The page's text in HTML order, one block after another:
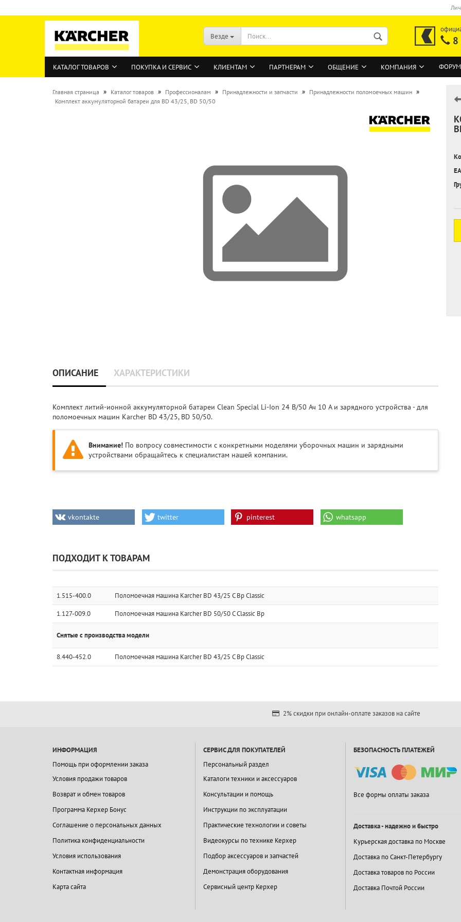
ВОЙТИ
Везде 8
КАТАЛОГ ТОВАРОВ ПОКУПКА И СЕРВИС КЛИЕНТАМ ПАРТНЕРАМ ОБЩЕНИЕ КОМПАНИЯ ФОРУМ
Главная страница » Каталог товаров » Профессионалам » Принадлежности и запчасти » Принадлежности поломоечных машин »
Комплект аккумуляторной батареи для BD 43/25, BD 50/50
ОПИСАНИЕ ХАРАКТЕРИСТИКИ
Комплект литий-ионной аккумуляторной батареи Clean Special Li-Ion 24 В/50 Ач 10 A и зарядного устройства - для
поломоечных машин Karcher BD 43/25, BD 50/50.
Внимание! По вопросу совместимости с конкретными моделями уборочных машин и зарядными
устройствами обращайтесь к специалистам нашей компании.
vkontakte twitter pinterest whatsapp
ПОДХОДИТ К ТОВАРАМ
1.515-400.0 Поломоечная машина Karcher BD 43/25 C Bp Classic
1.127-009.0 Поломоечная машина Karcher BD 50/50 C Classic Bp
Снятые с производства модели
8.440-452.0 Поломоечная машина Karcher BD 43/25 C Bp Classic
2% скидки при онлайн-оплате заказов на сайте
ИНФОРМАЦИЯ
Помощь при оформлении заказа
Условия продажи товаров
Возврат и обмен товаров
Программа Керхер Бонус
Соглашение о персональных данных
Политика конфиденциальности
Условия использования
Контактная информация
Карта сайта
СЕРВИС ДЛЯ ПОКУПАТЕЛЕЙ
Персональный раздел
Каталоги техники и аксессуаров
Консультации и помощь
Инструкции по эксплуатации
Практические технологии и советы
Видеокурсы по технике Керхер
Подбор аксессуаров и запчастей
Демонстрация оборудования
Сервисный центр Керхер
БЕЗОПАСНОСТЬ ПЛАТЕЖЕЙ
Все формы оплаты заказа
Доставка - надежно и быстро
Курьерская доставка по Москве
Доставка по Санкт-Петербургу
Доставка товаров по России
Доставка Почтой России